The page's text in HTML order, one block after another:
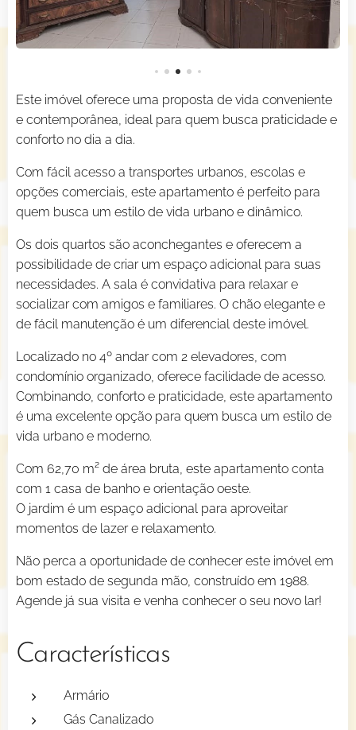
Este imóvel oferece uma proposta de vida conveniente
e contemporânea, ideal para quem busca praticidade e
conforto no dia a dia.
Com fácil acesso a transportes urbanos, escolas e
opções comerciais, este apartamento é perfeito para
quem busca um estilo de vida urbano e dinâmico.
Os dois quartos são aconchegantes e oferecem a
possibilidade de criar um espaço adicional para suas
necessidades. A sala é convidativa para relaxar e
socializar com amigos e familiares. O chão elegante e
de fácil manutenção é um diferencial deste imóvel.
Localizado no 4º andar com 2 elevadores, com
condomínio organizado, oferece facilidade de acesso.
Combinando, conforto e praticidade, este apartamento
é uma excelente opção para quem busca um estilo de
vida urbano e moderno.
Com 62,70 m² de área bruta, este apartamento conta
com 1 casa de banho e orientação oeste.
O jardim é um espaço adicional para aproveitar
momentos de lazer e relaxamento.
Não perca a oportunidade de conhecer este imóvel em
bom estado de segunda mão, construído em 1988.
Agende já sua visita e venha conhecer o seu novo lar!
Características
Armário
Gás Canalizado